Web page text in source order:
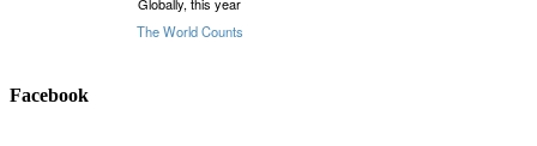
Facebook